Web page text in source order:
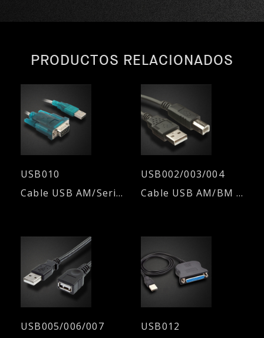
PRODUCTOS RELACIONADOS
USB010
Cable USB AM/Serie (RS232) - 1,80mts.
USB002/003/004
Cable USB AM/BM 2.0 - Diferentes longitudes de cable.
USB005/006/007
USB012